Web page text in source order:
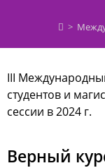
>
III
студентов и
сессии в 2024 г.
Верный